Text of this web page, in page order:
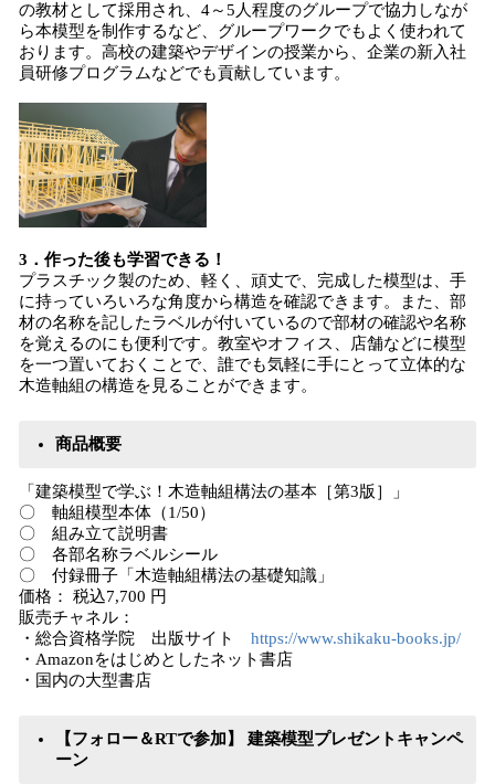
の教材として採用され、4～5人程度のグループで協力しなが
ら本模型を制作するなど、グループワークでもよく使われて
おります。高校の建築やデザインの授業から、企業の新入社
員研修プログラムなどでも貢献しています。
3．作った後も学習できる！
プラスチック製のため、軽く、頑丈で、完成した模型は、手
に持っていろいろな角度から構造を確認できます。また、部
材の名称を記したラベルが付いているので部材の確認や名称
を覚えるのにも便利です。教室やオフィス、店舗などに模型
を一つ置いておくことで、誰でも気軽に手にとって立体的な
木造軸組の構造を見ることができます。
商品概要
「建築模型で学ぶ！木造軸組構法の基本［第3版］」
〇 軸組模型本体（1/50）
〇 組み立て説明書
〇 各部名称ラベルシール
〇 付録冊子「木造軸組構法の基礎知識」
価格： 税込7,700 円
販売チャネル：
・総合資格学院 出版サイト https://www.shikaku-books.jp/
・Amazonをはじめとしたネット書店
・国内の大型書店
【フォロー＆RTで参加】 建築模型プレゼントキャンペ
ーン